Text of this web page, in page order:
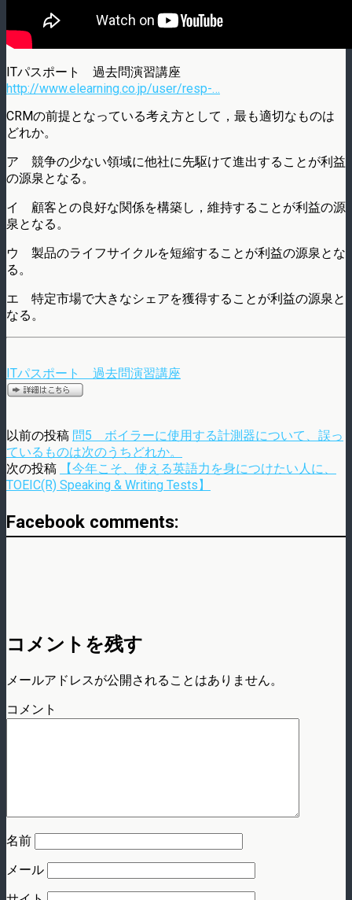
ITパスポート 過去問演習講座
http://www.elearning.co.jp/user/resp-…
CRMの前提となっている考え方として，最も適切なものは
どれか。
ア 競争の少ない領域に他社に先駆けて進出することが利益
の源泉となる。
イ 顧客との良好な関係を構築し，維持することが利益の源
泉となる。
ウ 製品のライフサイクルを短縮することが利益の源泉とな
る。
エ 特定市場で大きなシェアを獲得することが利益の源泉と
なる。
ITパスポート 過去問演習講座
以前の投稿 問5 ボイラーに使用する計測器について、誤っ
ているものは次のうちどれか。
次の投稿
【今年こそ、使える英語力を身につけたい人に、
TOEIC(R) Speaking & Writing Tests】
Facebook comments:
コメントを残す
メールアドレスが公開されることはありません。
コメント
名前
メール